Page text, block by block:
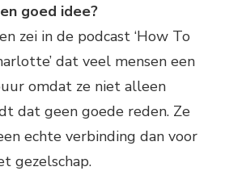
goed idee?
zei in de podcast ‘How To
dat veel mensen een
omdat ze niet alleen
dat geen goede reden. Ze
echte verbinding dan voor
gezelschap.